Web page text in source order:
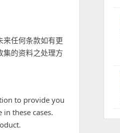
来任何条款如有更
集的资料之处理方
to provide you
these cases.